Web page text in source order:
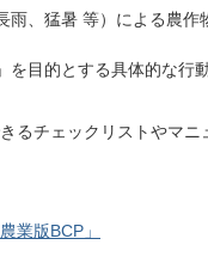
雨、猛暑 等）による農作
を目的とする具体的な行
るチェックリストやマニ
業版BCP」